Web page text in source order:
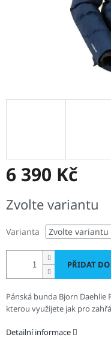
6 390 Kč
cena:
Zvolte variantu
Varianta
PŘIDAT
Pánská bunda Bjorn
kterou využijete jak pro
Detailní informace